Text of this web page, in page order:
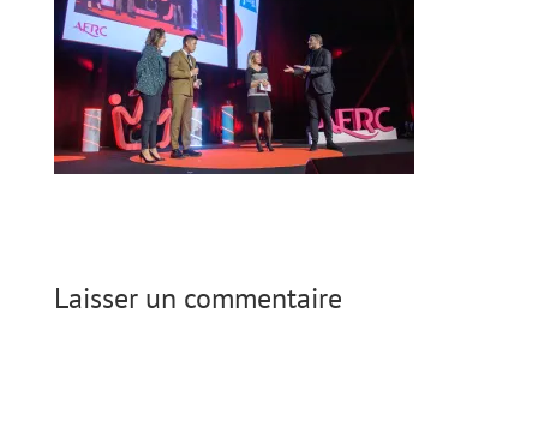
Laisser un commentaire